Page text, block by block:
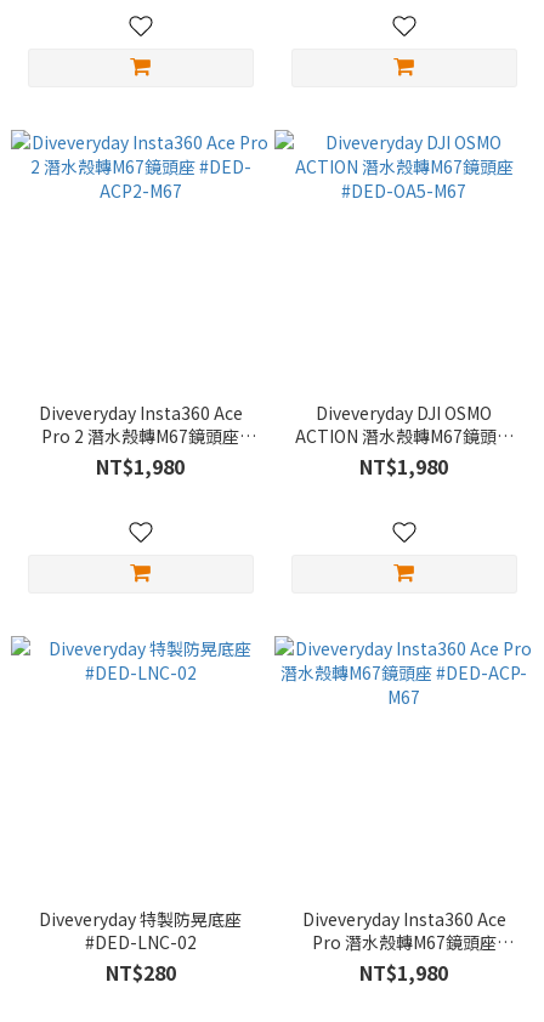
Diveveryday Insta360 Ace
Pro 2 潛水殼轉M67鏡頭座
#DED-ACP2-M67
NT$1,980
Diveveryday DJI OSMO
ACTION 潛水殼轉M67鏡頭座
#DED-OA5-M67
NT$1,980
Diveveryday 特製防晃底座
#DED-LNC-02
NT$280
Diveveryday Insta360 Ace
Pro 潛水殼轉M67鏡頭座
#DED-ACP-M67
NT$1,980